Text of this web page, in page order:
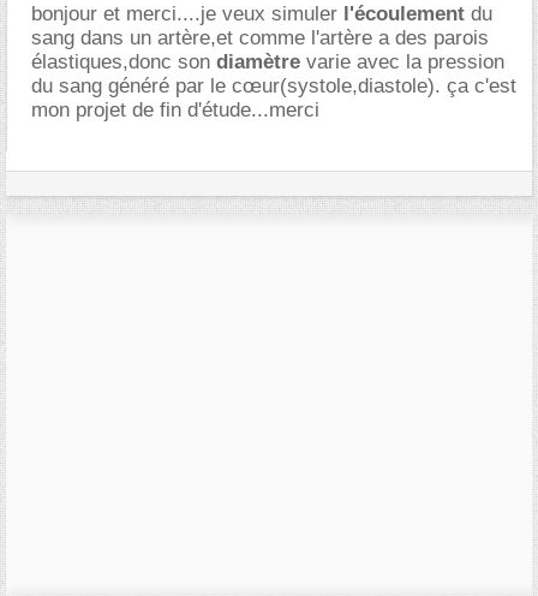
bonjour et merci....je veux simuler l'écoulement du
sang dans un artère,et comme l'artère a des parois
élastiques,donc son diamètre varie avec la pression
du sang généré par le cœur(systole,diastole). ça c'est
mon projet de fin d'étude...merci